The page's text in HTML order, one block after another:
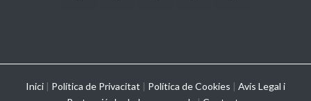
Inici | Política de Privacitat | Política de Cookies | Avís Legal i